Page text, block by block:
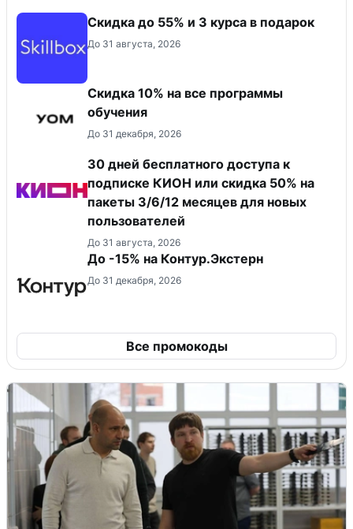
Скидка до 55% и 3 курса в подарок
До 31 августа, 2026
Скидка 10% на все программы
обучения
До 31 декабря, 2026
30 дней бесплатного доступа к
подписке КИОН или скидка 50% на
пакеты 3/6/12 месяцев для новых
пользователей
До 31 августа, 2026
До -15% на Контур.Экстерн
До 31 декабря, 2026
Все промокоды